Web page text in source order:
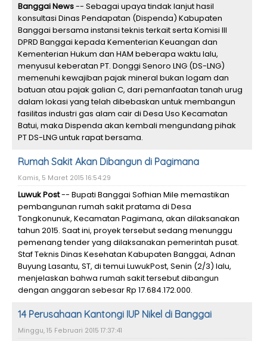
Banggai News-- Sebagai upaya tindak lanjut hasil
konsultasi Dinas Pendapatan (Dispenda) Kabupaten
Banggai bersama instansi teknis terkait serta Komisi III
DPRD Banggai kepada Kementerian Keuangan dan
Kementerian Hukum dan HAM beberapa waktu lalu,
menyusul keberatan PT. Donggi Senoro LNG (DS-LNG)
memenuhi kewajiban pajak mineral bukan logam dan
batuan atau pajak galian C, dari pemanfaatan tanah urug
dalam lokasi yang telah dibebaskan untuk membangun
fasilitas industri gas alam cair di Desa Uso Kecamatan
Batui, maka Dispenda akan kembali mengundang pihak
PT DS-LNG untuk rapat bersama.
Rumah Sakit Akan Dibangun di Pagimana
Kamis, 5 Maret 2015 16:54:29
Luwuk Post-- Bupati Banggai Sofhian Mile memastikan
pembangunan rumah sakit pratama di Desa
Tongkonunuk, Kecamatan Pagimana, akan dilaksanakan
tahun 2015. Saat ini, proyek tersebut sedang menunggu
pemenang tender yang dilaksanakan pemerintah pusat.
Staf Teknis Dinas Kesehatan Kabupaten Banggai, Adnan
Buyung Lasantu, ST, di temui LuwukPost, Senin (2/3) lalu,
menjelaskan bahwa rumah sakit tersebut dibangun
dengan anggaran sebesar Rp 17.684.172.000.
14 Perusahaan Kantongi IUP Nikel di Banggai
Minggu, 15 Februari 2015 17:37:41